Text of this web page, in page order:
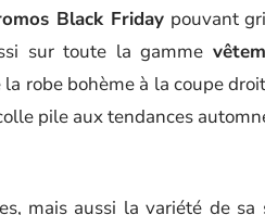
Black Fridaypouvant
sur toute la gamme
robe bohème à la coupe
pile aux tendances
mais aussi la variété de sa